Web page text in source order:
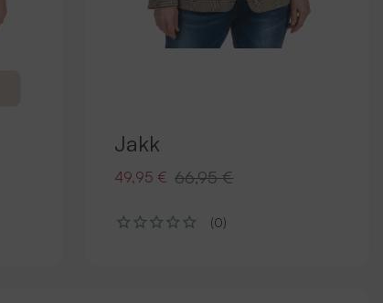
Jakk
49,95 € 66,95 €
(0)